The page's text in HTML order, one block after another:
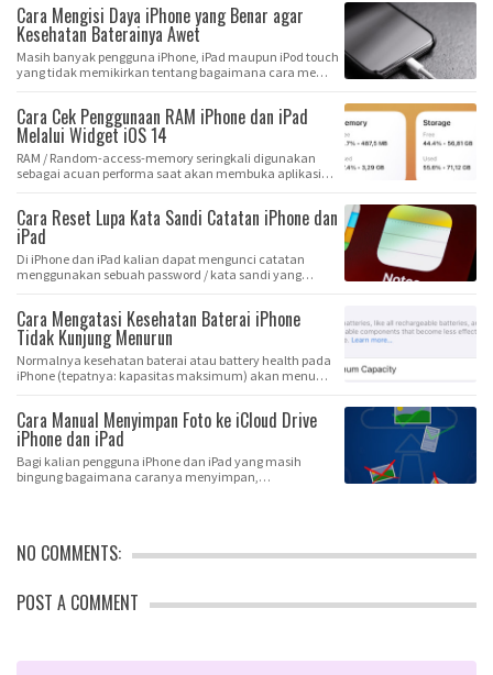
Cara Mengisi Daya iPhone yang Benar agar
Kesehatan Baterainya Awet
Masih banyak pengguna iPhone, iPad maupun iPod touch
yang tidak memikirkan tentang bagaimana cara me…
Cara Cek Penggunaan RAM iPhone dan iPad
Melalui Widget iOS 14
RAM / Random-access-memory seringkali digunakan
sebagai acuan performa saat akan membuka aplikasi
Cara Reset Lupa Kata Sandi Catatan iPhone dan
iPad
Di iPhone dan iPad kalian dapat mengunci catatan
menggunakan sebuah password / kata sandi yang
Cara Mengatasi Kesehatan Baterai iPhone
Tidak Kunjung Menurun
Normalnya kesehatan baterai atau battery health pada
iPhone (tepatnya: kapasitas maksimum) akan menu…
Cara Manual Menyimpan Foto ke iCloud Drive
iPhone dan iPad
Bagi kalian pengguna iPhone dan iPad yang masih
bingung bagaimana caranya menyimpan,
NO COMMENTS:
POST A COMMENT